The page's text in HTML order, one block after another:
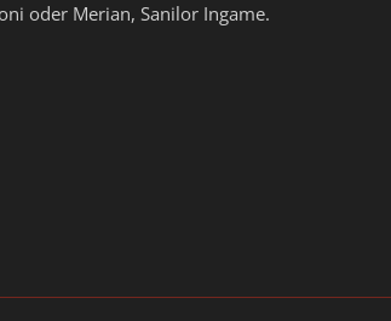
oder Merian, Sanilor Ingame.